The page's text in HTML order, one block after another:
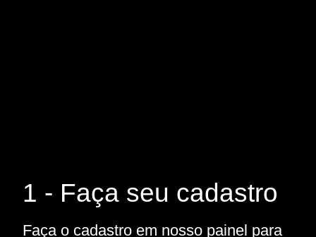
1 - Faça seu cadastro
Faça o cadastro em nosso painel para